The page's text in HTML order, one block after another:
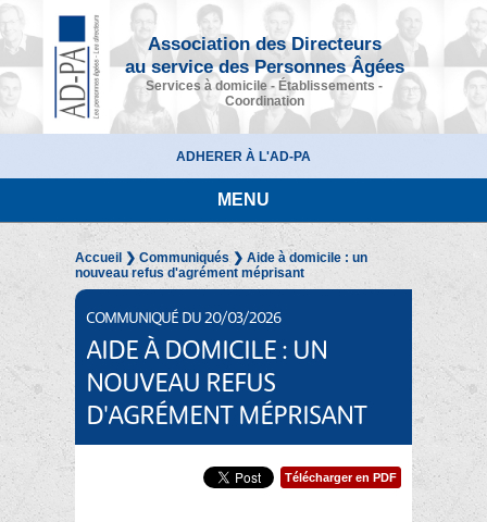
Association des Directeurs
au service des Personnes Âgées
Services à domicile - Établissements -
Coordination
ADHERER À L'AD-PA
MENU
Accueil ❯ Communiqués❯ Aide à domicile : un
nouveau refus d'agrément méprisant
COMMUNIQUÉ DU 20/03/2026
AIDE À DOMICILE : UN
NOUVEAU REFUS
D'AGRÉMENT MÉPRISANT
Télécharger en PDF